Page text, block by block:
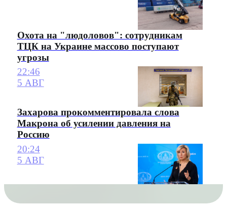
Охота на "людоловов": сотрудникам
ТЦК на Украине массово поступают
угрозы
22:46
5 АВГ
Захарова прокомментировала слова
Макрона об усилении давления на
Россию
20:24
5 АВГ